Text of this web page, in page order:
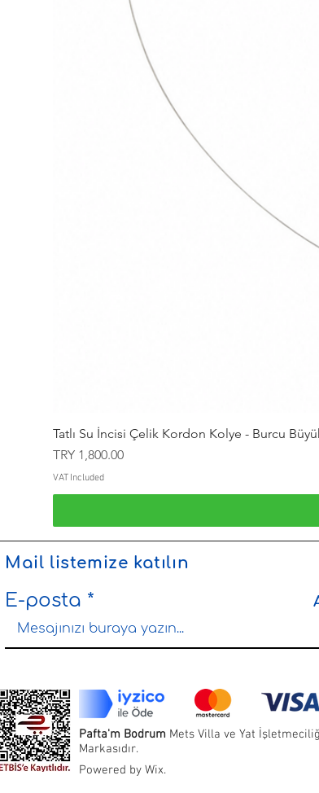
Tatlı Su İncisi Çelik Kordon Kolye - Burcu
Price
TRY 1,800.00
VAT Included
Mail listemize katılın
E-posta
Pafta'm Bodrum Mets Villa ve Yat
Markasıdır.
Powered by Wix.